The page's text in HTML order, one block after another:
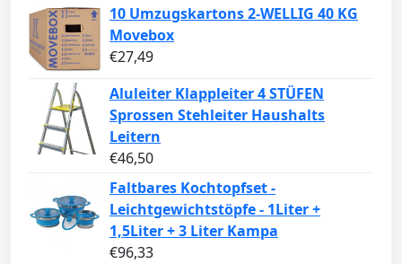
10 Umzugskartons 2-WELLIG 40 KG
Movebox
€27,49
Aluleiter Klappleiter 4 STÜFEN
Sprossen Stehleiter Haushalts
Leitern
€46,50
Faltbares Kochtopfset -
Leichtgewichtstöpfe - 1Liter +
1,5Liter + 3 Liter Kampa
€96,33